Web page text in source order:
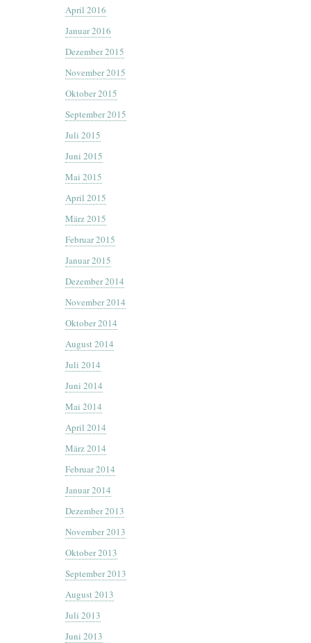
April 2016
Januar 2016
Dezember 2015
November 2015
Oktober 2015
September 2015
Juli 2015
Juni 2015
Mai 2015
April 2015
März 2015
Februar 2015
Januar 2015
Dezember 2014
November 2014
Oktober 2014
August 2014
Juli 2014
Juni 2014
Mai 2014
April 2014
März 2014
Februar 2014
Januar 2014
Dezember 2013
November 2013
Oktober 2013
September 2013
August 2013
Juli 2013
Juni 2013